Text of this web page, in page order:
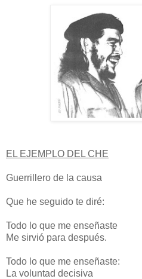
EL EJEMPLO DEL CHE
Guerrillero de la causa
Que he seguido te diré:
Todo lo que me enseñaste
Me sirvió para después.
Todo lo que me enseñaste:
La voluntad decisiva